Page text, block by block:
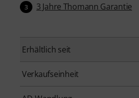
3 3 Jahre Thomann Garantie
Erhältlich seit
Verkaufseinheit